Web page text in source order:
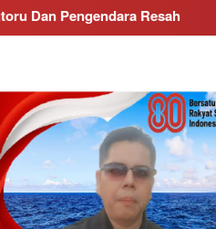
Resah Ditreskrimsus